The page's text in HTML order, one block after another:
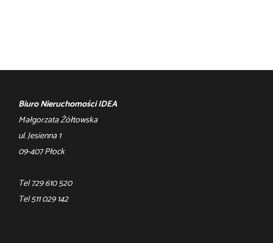
Biuro Nieruchomości IDEA
Małgorzata Żółtowska
ul. Jesienna 1
09-407 Płock
Tel 729 610 520
Tel ‎511 029 142